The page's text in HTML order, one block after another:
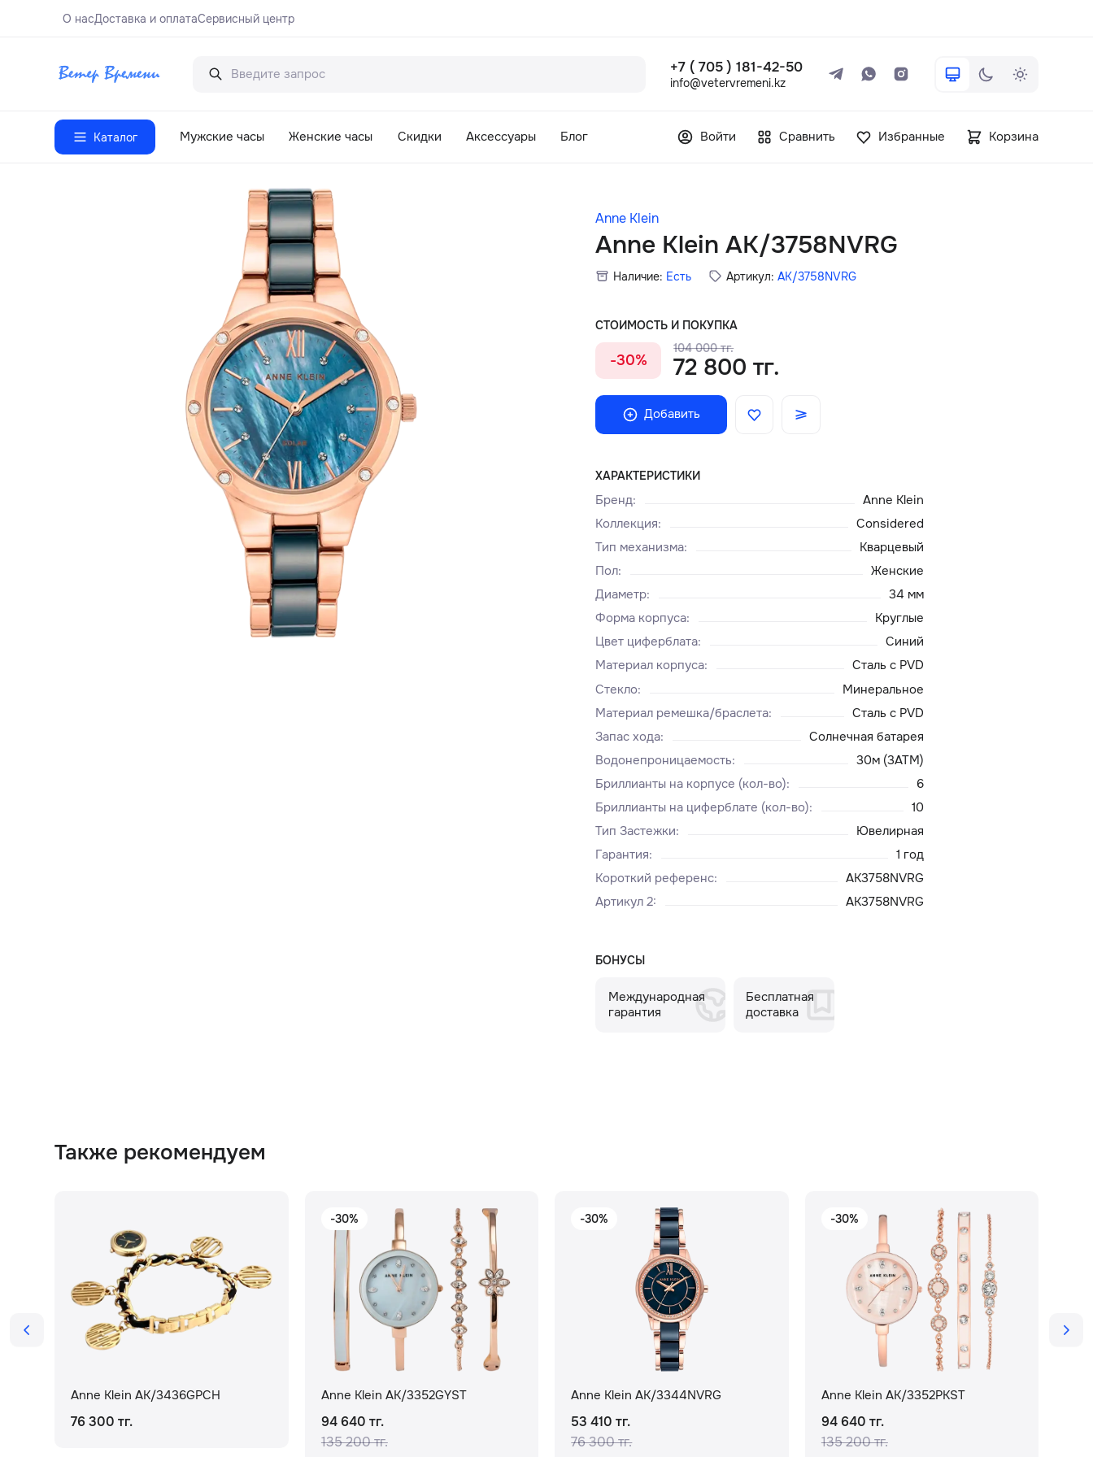
О насДоставка и оплатаСервисный центр
+7 ( 705 ) 181-42-50
info@vetervremeni.kz
Каталог Мужские часы Женские часы Скидки Аксессуары Блог Войти Сравнить Избранные Корзина
Anne Klein
Anne Klein AK/3758NVRG
Наличие: Есть Артикул: AK/3758NVRG
СТОИМОСТЬ И ПОКУПКА
-30%
104 000 тг.
72 800 тг.
Добавить
ХАРАКТЕРИСТИКИ
Бренд:
Anne Klein
Коллекция:
Considered
Тип механизма:
Кварцевый
Пол:
Женские
Диаметр:
34 мм
Форма корпуса:
Круглые
Цвет циферблата:
Синий
Материал корпуса:
Сталь с PVD
Стекло:
Минеральное
Материал ремешка/браслета:
Сталь с PVD
Запас хода:
Солнечная батарея
Водонепроницаемость:
30м (3ATM)
Бриллианты на корпусе (кол-во):
6
Бриллианты на циферблате (кол-во):
10
Тип Застежки:
Ювелирная
Гарантия:
1 год
Короткий референс:
AK3758NVRG
Артикул 2: AK3758NVRG
БОНУСЫ
Международная
гарантия
Бесплатная
доставка
Также рекомендуем
Anne Klein AK/3436GPCH
76 300 тг.
-30%
Anne Klein AK/3352GYST
94 640 тг.
135 200 тг.
-30%
Anne Klein AK/3344NVRG
53 410 тг.
76 300 тг.
-30%
Anne Klein AK/3352PKST
94 640 тг.
135 200 тг.
+7 ( 705 ) 181-42-50
Каталог
Главная
О нас
Доставка и оплата
Сервисный центр